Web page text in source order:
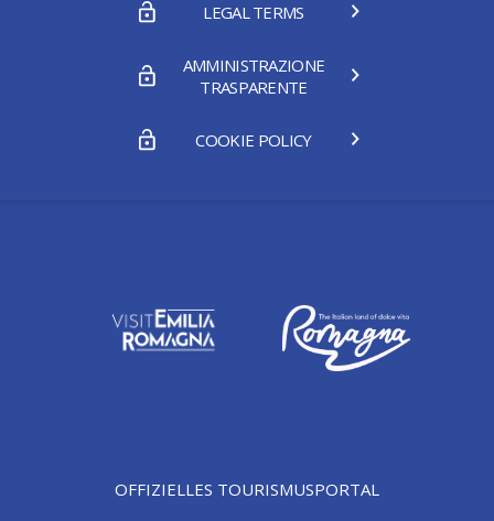
LEGAL TERMS
AMMINISTRAZIONE
TRASPARENTE
COOKIE POLICY
OFFIZIELLES TOURISMUSPORTAL